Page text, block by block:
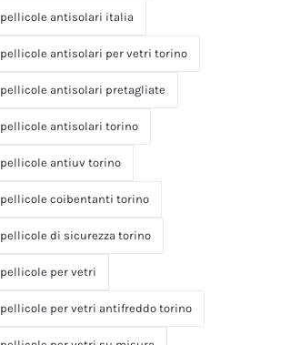
pellicole antisolari italia
pellicole antisolari per vetri torino
pellicole antisolari pretagliate
pellicole antisolari torino
pellicole antiuv torino
pellicole coibentanti torino
pellicole di sicurezza torino
pellicole per vetri
pellicole per vetri antifreddo torino